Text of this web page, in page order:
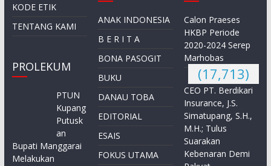
KODE ETIK
TENTANG KAMI
PROLEKUM
PTUN
Kupang
Putusk
an
Bupati Manggarai
Melakukan
ANAK INDONESIA
B E R I T A
BONA PASOGIT
BUKU
DANAU TOBA
EDITORIAL
ESAIS
FOKUS UTAMA
Calon Praeses
HKBP Periode
2020-2024 Serep
Marhobas
(17,713)
CEO PT. Berdikari
Insurance, J.S.
Simatupang, S.H.,
M.H.; Tulus
Suarakan
Kebenaran Demi